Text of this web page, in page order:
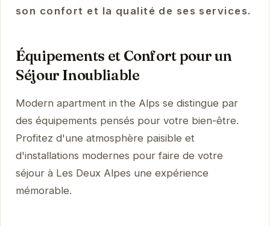
son confort et la qualité de ses services.
Équipements et Confort pour un
Séjour Inoubliable
Modern apartment in the Alps se distingue par
des équipements pensés pour votre bien-être.
Profitez d'une atmosphère paisible et
d'installations modernes pour faire de votre
séjour à Les Deux Alpes une expérience
mémorable.